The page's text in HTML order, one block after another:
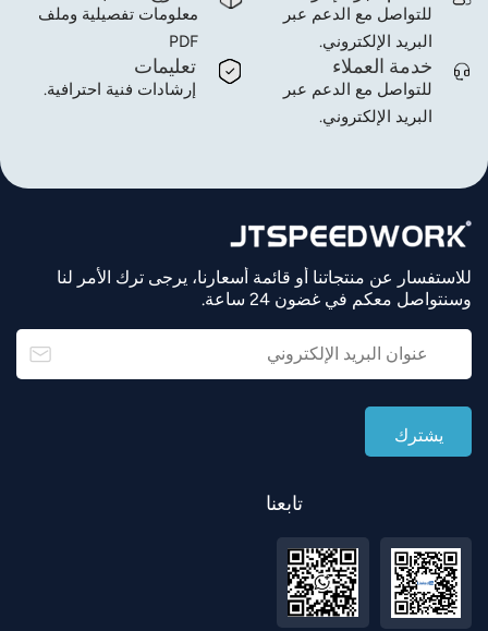
معلومات تفصيلية وملف
PDF
للتواصل مع الدعم عبر
البريد الإلكتروني.
تعليمات
إرشادات فنية احترافية.
خدمة العملاء
للتواصل مع الدعم عبر
البريد الإلكتروني.
للاستفسار عن منتجاتنا أو قائمة أسعارنا، يرجى ترك الأمر لنا
وسنتواصل معكم في غضون 24 ساعة.
تابعنا